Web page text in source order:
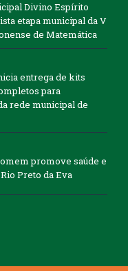
Divino Espírito
etapa municipal da V
de Matemática
entrega de kits
para
rede municipal de
promove saúde e
Preto da Eva